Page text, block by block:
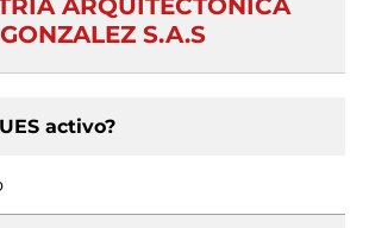
ARQUITECTONICA
GONZALEZ S.A.S
activo?